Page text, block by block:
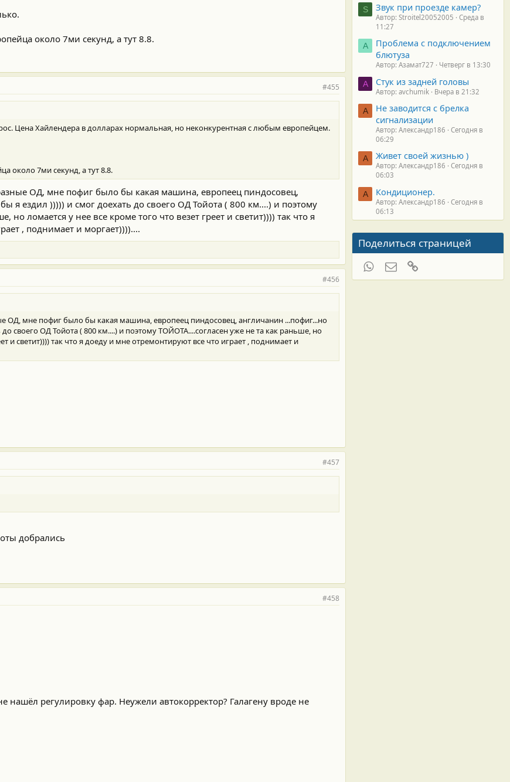
около 7ми секунд, а тут 8.8.
#455
Цена Хайлендера в долларах нормальная, но неконкурентная с любым европейцем.
около 7ми секунд, а тут 8.8.
ОД, мне пофиг было бы какая машина, европеец пиндосовец,
я ездил ))))) и смог доехать до своего ОД Тойота ( 800 км....) и поэтому
но ломается у нее все кроме того что везет греет и светит)))) так что я
, поднимает и моргает))))....
#456
ОД, мне пофиг было бы какая машина, европеец пиндосовец, англичанин ...пофиг...но
своего ОД Тойота ( 800 км....) и поэтому ТОЙОТА....согласен уже не та как раньше, но
и светит)))) так что я доеду и мне отремонтируют все что играет , поднимает и
#457
добрались
#458
нашёл регулировку фар. Неужели автокорректор? Галагену вроде не
S Звук при проезде камер?
Автор: Stroitel20052005
Среда в
11:27
А
Проблема с подключением
блютуза
Автор: Азамат727 Четверг в 13:30
A Стук из задней головы
Автор: avchumik Вчера в 21:32
А
Не заводится с брелка
сигнализации
Автор: Александр186
Сегодня в
06:29
А Живет своей жизнью )
Автор: Александр186
Сегодня в
06:03
А Кондиционер.
Автор: Александр186
Сегодня в
06:13
Поделиться страницей
WhatsAppЭлектронная почта